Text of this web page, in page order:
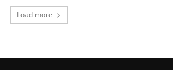
Load more